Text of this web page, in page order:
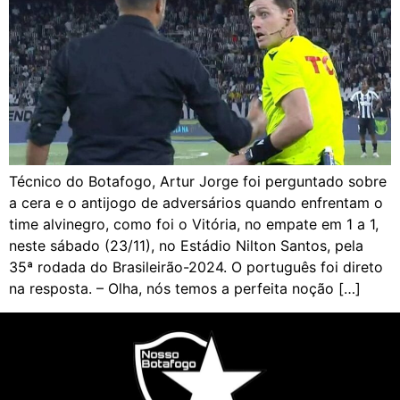
Técnico do Botafogo, Artur Jorge foi perguntado sobre
a cera e o antijogo de adversários quando enfrentam o
time alvinegro, como foi o Vitória, no empate em 1 a 1,
neste sábado (23/11), no Estádio Nilton Santos, pela
35ª rodada do Brasileirão-2024. O português foi direto
na resposta. – Olha, nós temos a perfeita noção […]